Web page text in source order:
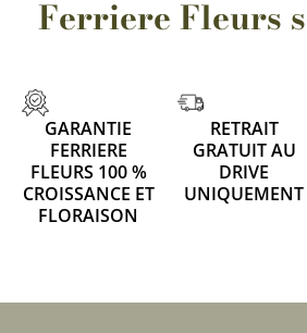
Ferriere Fleurs
GARANTIE
FERRIERE
FLEURS 100 %
CROISSANCE ET
FLORAISON
RETRAIT
GRATUIT AU
DRIVE
UNIQUEMENT